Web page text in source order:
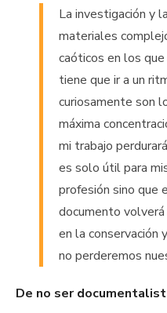
La investigación y
materiales
caóticos en los
tiene que ir a un
curiosamente son
máxima
mi trabajo
es solo útil para
profesión sino que
documento
en la conservación
no perderemos
De no ser